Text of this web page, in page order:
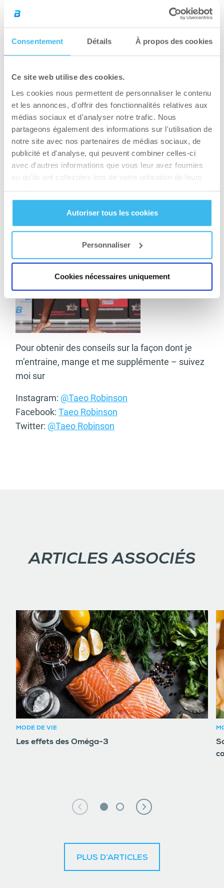
Consentement Détails À propos des cookies
Ce site web utilise des cookies.
Les cookies nous permettent de personnaliser le contenu
et les annonces, d'offrir des fonctionnalités relatives aux
médias sociaux et d'analyser notre trafic. Nous
partageons également des informations sur l'utilisation de
notre site avec nos partenaires de médias sociaux, de
publicité et d'analyse, qui peuvent combiner celles-ci
avec d'autres informations que vous leur avez fournies
ou qu'ils ont collectées lors de votre utilisation de leurs
Autoriser tous les cookies
Personnaliser
Cookies nécessaires uniquement
Pour obtenir des conseils sur la façon dont je
m’entraine, mange et me supplémente – suivez
moi sur
Instagram: @Taeo Robinson
Facebook: Taeo Robinson
Twitter: @Taeo Robinson
ARTICLES ASSOCIÉS
MODE DE VIE
Les effets des Oméga-3
PLUS D’ARTICLES